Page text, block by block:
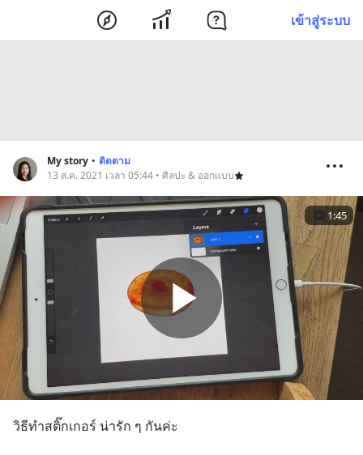
เข้าสู่ระบบ
My story • ติดตาม
13 ส.ค. 2021 เวลา 05:44 • ศิลปะ & ออกแบบ
1:45
วิธีทําสติ๊กเกอร์ น่ารัก ๆ กันค่ะ